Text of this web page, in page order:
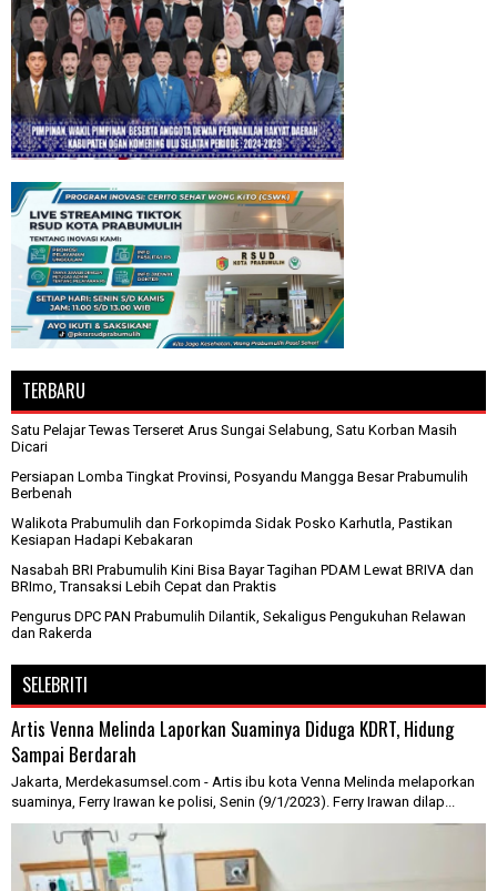
TERBARU
Satu Pelajar Tewas Terseret Arus Sungai Selabung, Satu Korban Masih
Dicari
Persiapan Lomba Tingkat Provinsi, Posyandu Mangga Besar Prabumulih
Berbenah
Walikota Prabumulih dan Forkopimda Sidak Posko Karhutla, Pastikan
Kesiapan Hadapi Kebakaran
Nasabah BRI Prabumulih Kini Bisa Bayar Tagihan PDAM Lewat BRIVA dan
BRImo, Transaksi Lebih Cepat dan Praktis
Pengurus DPC PAN Prabumulih Dilantik, Sekaligus Pengukuhan Relawan
dan Rakerda
SELEBRITI
Artis Venna Melinda Laporkan Suaminya Diduga KDRT, Hidung
Sampai Berdarah
Jakarta, Merdekasumsel.com - Artis ibu kota Venna Melinda melaporkan
suaminya, Ferry Irawan ke polisi, Senin (9/1/2023). Ferry Irawan dilap...